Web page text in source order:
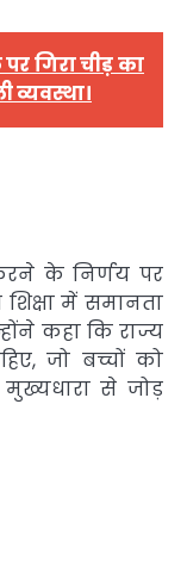
गिरा चीड़ का
के निर्णय पर
में समानता
कहा कि राज्य
जो बच्चों को
से जोड़